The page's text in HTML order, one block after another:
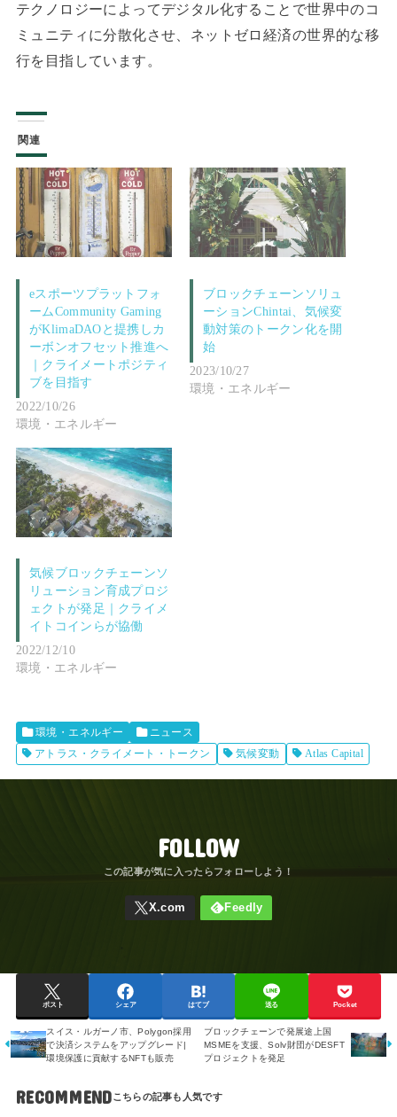
テクノロジーによってデジタル化することで世界中のコ
ミュニティに分散化させ、ネットゼロ経済の世界的な移
行を目指しています。
関連
eスポーツプラットフォ
ームCommunity Gaming
がKlimaDAOと提携しカ
ーボンオフセット推進へ
｜クライメートポジティ
ブを目指す
2022/10/26
環境・エネルギー
ブロックチェーンソリュ
ーションChintai、気候変
動対策のトークン化を開
始
2023/10/27
環境・エネルギー
気候ブロックチェーンソ
リューション育成プロジ
ェクトが発足｜クライメ
イトコインらが協働
2022/12/10
環境・エネルギー
環境・エネルギー
ニュース
アトラス・クライメート・トークン
気候変動 Atlas Capital
FOLLOW
ポスト シェア はてブ 送る Pocket
スイス・ルガーノ市、Polygon採用
で決済システムをアップグレード|
環境保護に貢献するNFTも販売
ブロックチェーンで発展途上国
MSMEを支援、Solv財団がDESFT
プロジェクトを発足
RECOMMEND